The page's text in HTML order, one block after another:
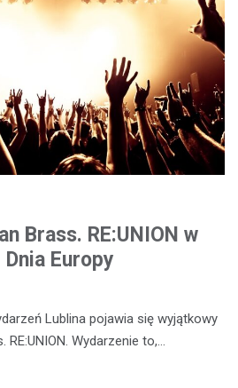
Brass. RE:UNION w
Europy
Lublina pojawia się wyjątkowy
Wydarzenie to,…